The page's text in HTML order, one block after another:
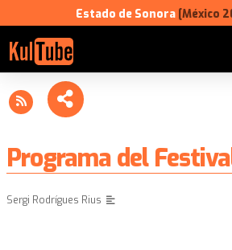
Estado de Sonora [México
Programa del
Sergi Rodrígues Rius